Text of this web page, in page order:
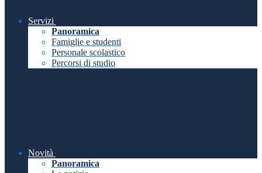
Servizi
Panoramica
Famiglie e studenti
Personale scolastico
Percorsi di studio
Novità
Panoramica